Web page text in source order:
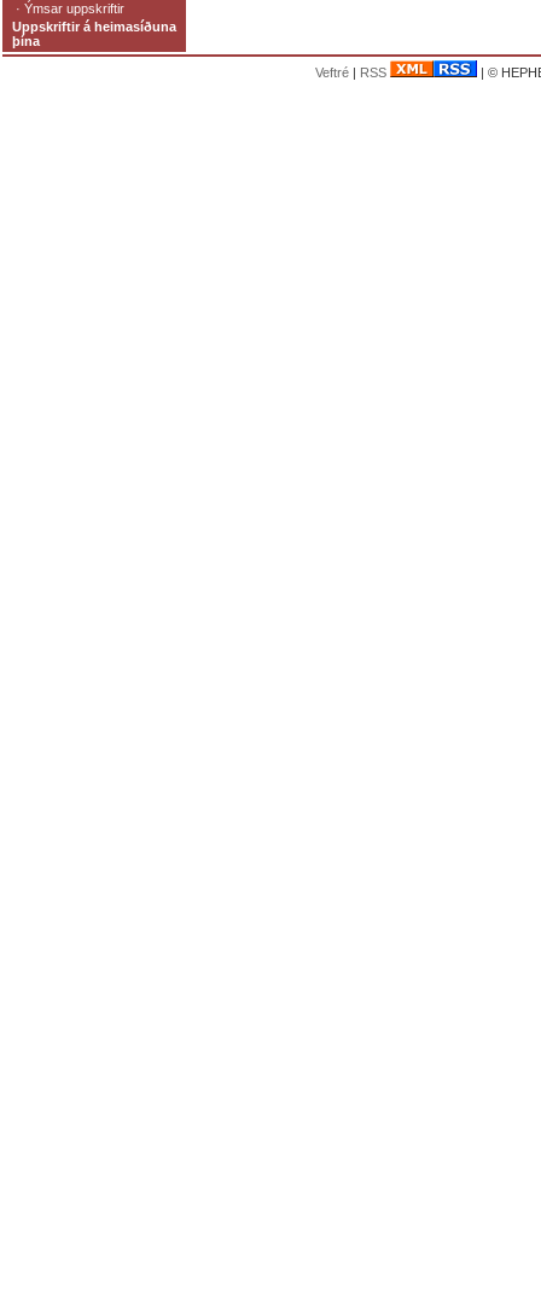
· Ýmsar uppskriftir
Uppskriftir á heimasíðuna
þína
Veftré| RSS | ©